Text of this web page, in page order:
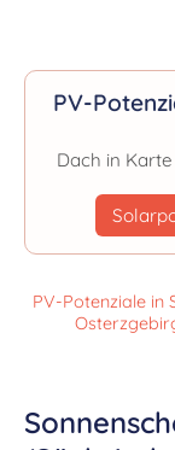
PV-
Dach in
PV-Potenziale in